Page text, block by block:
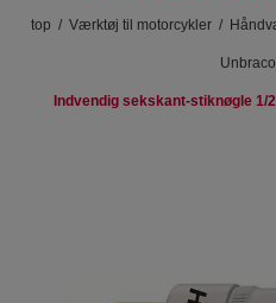
top / Værktøj til motorcykler /
Indvendig sekskant-stiknøgle 1/